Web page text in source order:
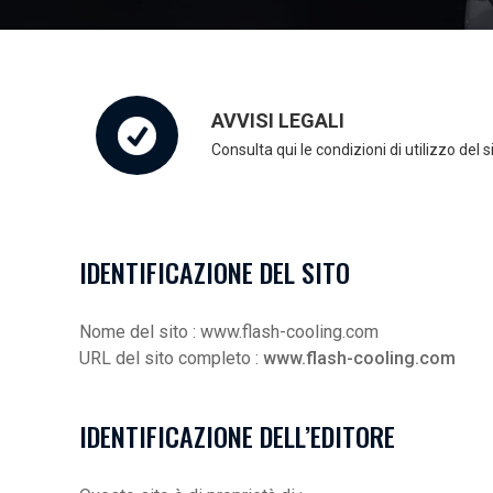
AVVISI LEGALI
Consulta qui le condizioni di utilizzo del
IDENTIFICAZIONE DEL SITO
Nome del sito : www.flash-cooling.com
URL del sito completo : www.flash-cooling.com
IDENTIFICAZIONE DELL’EDITORE